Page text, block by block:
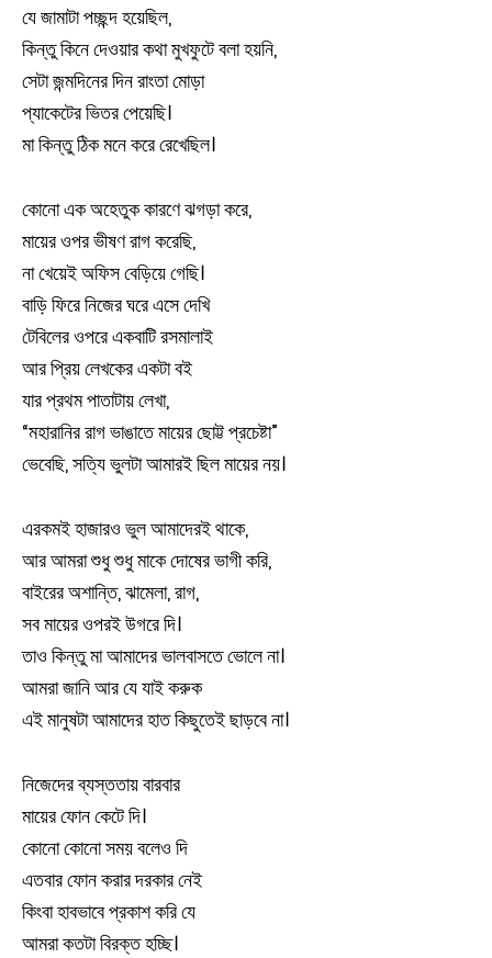
যে জামাটা পচ্ছন্দ হয়েছিল,
কিন্তু কিনে দেওয়ার কথা মুখফুটে বলা হয়নি,
সেটা জন্মদিনের দিন রাংতা মোড়া
প্যাকেটের ভিতর পেয়েছি।
মা কিন্তু ঠিক মনে করে রেখেছিল।
কোনো এক অহেতুক কারণে ঝগড়া করে,
মায়ের ওপর ভীষণ রাগ করেছি,
না খেয়েই অফিস বেড়িয়ে গেছি।
বাড়ি ফিরে নিজের ঘরে এসে দেখি
টেবিলের ওপরে একবাটি রসমালাই
আর প্রিয় লেখকের একটা বই
যার প্রথম পাতাটায় লেখা,
“মহারানির রাগ ভাঙাতে মায়ের ছোট্ট প্রচেষ্টা”
ভেবেছি, সত্যি ভুলটা আমারই ছিল মায়ের নয়।
এরকমই হাজারও ভুল আমাদেরই থাকে,
আর আমরা শুধু শুধু মাকে দোষের ভাগী করি,
বাইরের অশান্তি, ঝামেলা, রাগ,
সব মায়ের ওপরই উগরে দি।
তাও কিন্তু মা আমাদের ভালবাসতে ভোলে না।
আমরা জানি আর যে যাই করুক
এই মানুষটা আমাদের হাত কিছুতেই ছাড়বে না।
নিজেদের ব্যস্ততায় বারবার
মায়ের ফোন কেটে দি।
কোনো কোনো সময় বলেও দি
এতবার ফোন করার দরকার নেই
কিংবা হাবভাবে প্রকাশ করি যে
আমরা কতটা বিরক্ত হচ্ছি।